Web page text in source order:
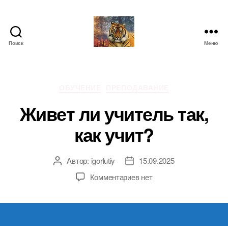
Поиск Меню
Живет ли учитель так,
как учит?
Автор
записи
Автор: igorlutiy
Дата15.09.2025
Комментариевк
нет